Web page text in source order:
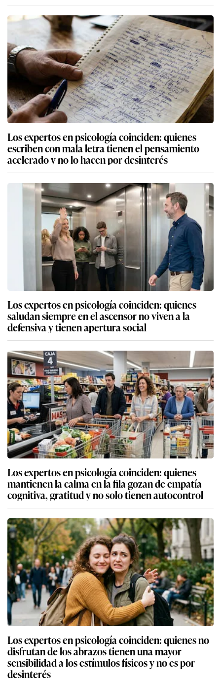
Los expertos en psicología coinciden: quienes
escriben con mala letra tienen el pensamiento
acelerado y no lo hacen por desinterés
Los expertos en psicología coinciden: quienes
saludan siempre en el ascensor no viven a la
defensiva y tienen apertura social
Los expertos en psicología coinciden: quienes
mantienen la calma en la fila gozan de empatía
cognitiva, gratitud y no solo tienen autocontrol
Los expertos en psicología coinciden: quienes no
disfrutan de los abrazos tienen una mayor
sensibilidad a los estímulos físicos y no es por
desinterés